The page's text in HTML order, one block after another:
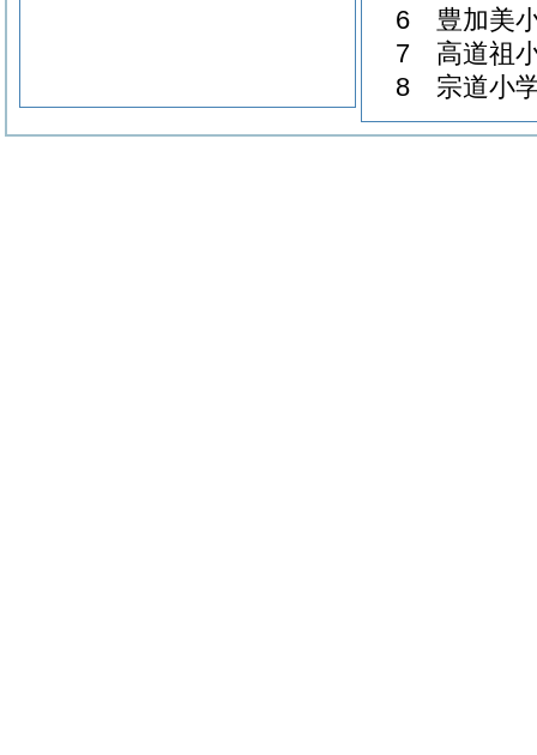
6 豊加美
7 高道祖
8 宗道小